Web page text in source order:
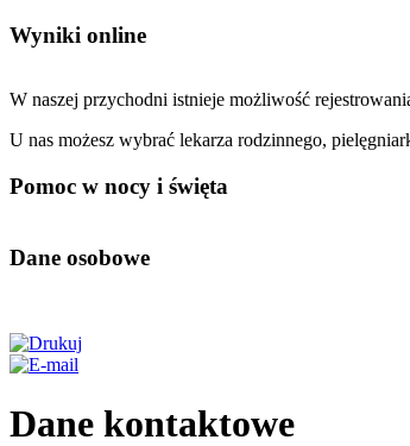
Wyniki online
W naszej przychodni istnieje możliwość
U nas możesz wybrać lekarza rodzinnego,
Pomoc w nocy i święta
Dane osobowe
Dane kontaktowe